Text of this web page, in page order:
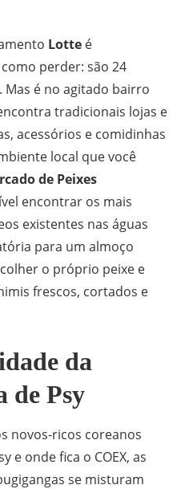
Lotte é
perder: são 24
é no agitado bairro
tradicionais lojas e
acessórios e comidinhas
local que você
de Peixes
encontrar os mais
existentes nas águas
para um almoço
o próprio peixe e
frescos, cortados e
da
de Psy
novos-ricos coreanos
e onde fica o COEX, as
se misturam